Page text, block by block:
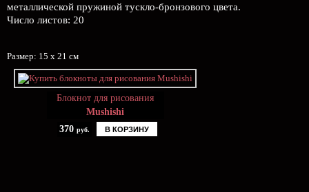
металлической пружиной тускло-бронзового цвета.
Число листов: 20
Размер: 15 х 21 см
Блокнот для рисования
Mushishi
370 руб. В КОРЗИНУ